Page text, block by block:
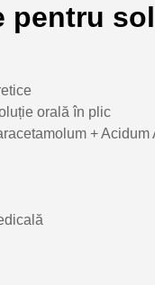
pentru
orală în plic
+ Acidum